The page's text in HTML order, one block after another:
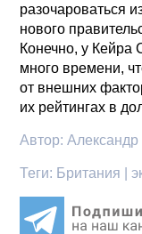
разочароваться
нового
Конечно, у Кейра
много времени,
от внешних
их рейтингах в
Автор:
Теги: Британия |